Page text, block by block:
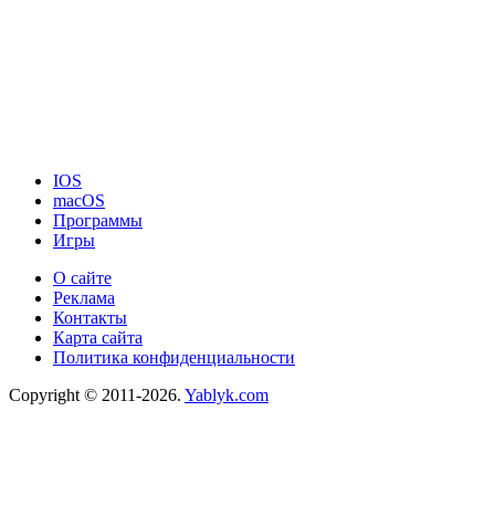
IOS
macOS
Программы
Игры
О сайте
Реклама
Контакты
Карта сайта
Политика конфиденциальности
Copyright © 2011-2026. Yablyk.сom